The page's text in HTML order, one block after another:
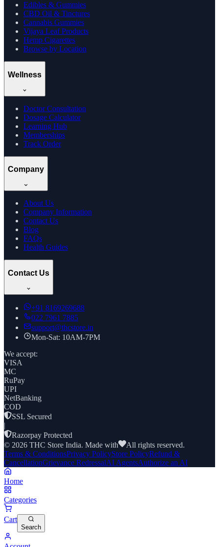
Edibles & Gummies
CBD Oil & Tinctures
Cannabis Gummies
Vijaya Leaf Products
Hemp Cigarettes
Browse by Location
Wellness
Doctor Consultation
Dosage Calculator
Learning Hub
Memberships
Track Order
Company
About Us
Company Information
Contact Us
Blog
FAQs
Health Guides
Contact Us
+91 8169269688
022 7961 7885
support@thcstore.in
Mon-Sat: 10AM-7PM
We accept:
VISA
MC
RuPay
UPI
NetBanking
COD
SSL Secured
|
Razorpay Protected
© 2026 THC Store India. Made with
All rights reserved.
Terms & ConditionsPrivacy PolicyStore PolicyRefund &
CancellationGrievance RedressalAI AgentsAuthorize an AI
Home
Categories
Cart
Search